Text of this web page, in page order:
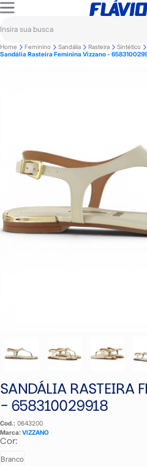
Home Feminino Sandália Rasteira
Sintético
Sandália Rasteira Feminina Vizzano -
SANDÁLIA RASTEIRA
- 658310029918
Cod.: 0643200
Marca: VIZZANO
Cor:
Branco